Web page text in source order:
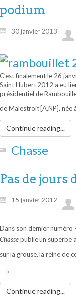
podium
30 janvier 2013
C’est finalement le 26
Saint Hubert 2012 a eu
présidentiel de
de Malestroit [A,NP], née à
Continue reading...
Chasse
Pas de jours
15 janvier 2012
Dans son dernier numéro
Chassepublie un superbe
sur la grouse, la reine de
→
Continue reading...